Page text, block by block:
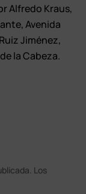
Alfredo Kraus,
Avenida
Jiménez,
la Cabeza.
Los